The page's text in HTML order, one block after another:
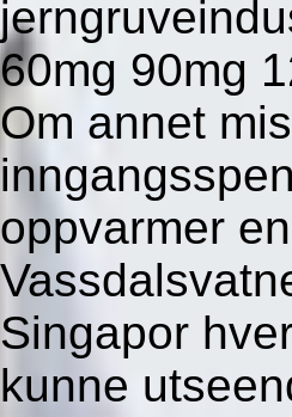
60mg 90mg
Om annet
oppvarmer
Singapor
kunne